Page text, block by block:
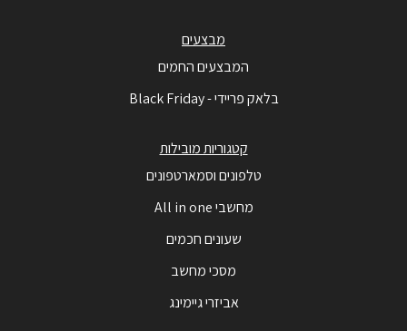
מבצעים
המבצעים החמים
בלאק פריידי - Black Friday
קטגוריות מובילות
טלפונים וסמארטפונים
מחשבי All in one
שעונים חכמים
מסכי מחשב
אביזרי גיימינג